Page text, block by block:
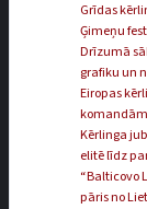
Grīdas
Ģimeņu
Drīzumā
grafiku un
Eiropas
Kērlinga
elitē līdz
“Balticovo
pāris no